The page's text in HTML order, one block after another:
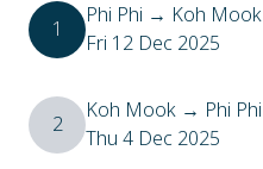
1 Phi Phi → Koh Mook
Fri 12 Dec 2025
2 Koh Mook → Phi Phi
Thu 4 Dec 2025